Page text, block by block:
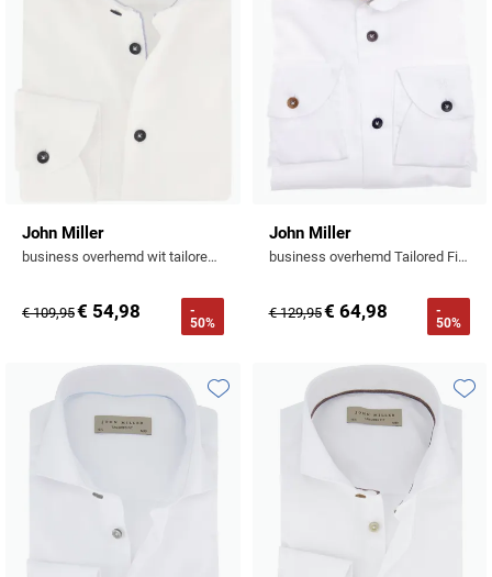
John Miller
business overhemd wit tailored fit katoen
€ 109,95€ 54,98
-
50%
John Miller
business overhemd Tailored Fit New normale fit wit effen
€ 129,95€ 64,98
-
50%
Toevoegen aan favorieten